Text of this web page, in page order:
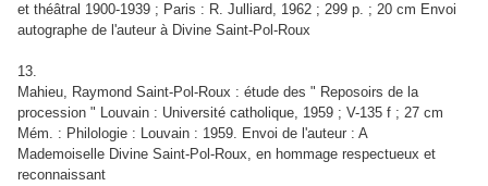
et théâtral 1900-1939 ; Paris : R. Julliard, 1962 ; 299 p. ; 20 cm Envoi
autographe de l'auteur à Divine Saint-Pol-Roux
13.
Mahieu, Raymond Saint-Pol-Roux : étude des " Reposoirs de la
procession " Louvain : Université catholique, 1959 ; V-135 f ; 27 cm
Mém. : Philologie : Louvain : 1959. Envoi de l'auteur : A
Mademoiselle Divine Saint-Pol-Roux, en hommage respectueux et
reconnaissant